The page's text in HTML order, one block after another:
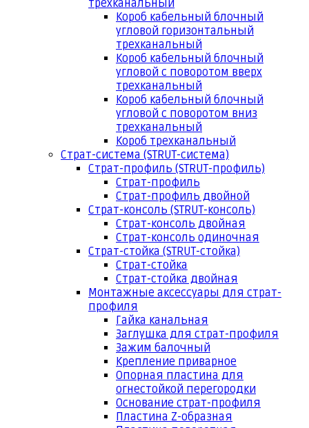
трехканальный
Короб кабельный блочный
угловой горизонтальный
трехканальный
Короб кабельный блочный
угловой с поворотом вверх
трехканальный
Короб кабельный блочный
угловой с поворотом вниз
трехканальный
Короб трехканальный
Страт-система (STRUT-система)
Страт-профиль (STRUT-профиль)
Страт-профиль
Страт-профиль двойной
Страт-консоль (STRUT-консоль)
Страт-консоль двойная
Страт-консоль одиночная
Страт-стойка (STRUT-стойка)
Страт-стойка
Страт-стойка двойная
Монтажные аксессуары для страт-
профиля
Гайка канальная
Заглушка для страт-профиля
Зажим балочный
Крепление приварное
Опорная пластина для
огнестойкой перегородки
Основание страт-профиля
Пластина Z-образная